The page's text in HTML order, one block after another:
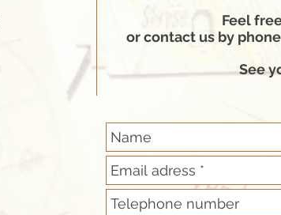
Feel
or contact us by
See